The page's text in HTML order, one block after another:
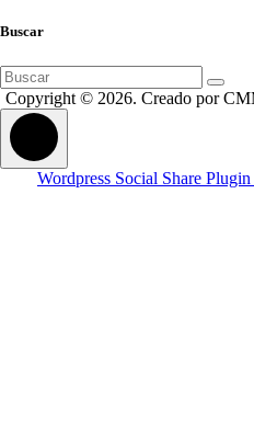
Buscar
Buscar:
Copyright © 2026. Creado por
Wordpress Social Share Plugin